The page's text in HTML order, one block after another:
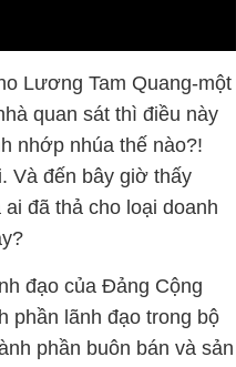
Lương Tam Quang-một
quan sát thì điều này
nhớp nhúa thế nào?!
Và đến bây giờ thấy
đã thả cho loại doanh
đạo của Đảng Cộng
phần lãnh đạo trong bộ
phần buôn bán và sản